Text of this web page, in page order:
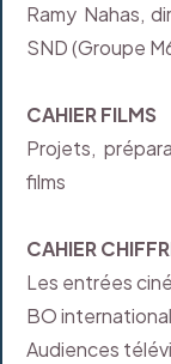
Ramy Nahas,
SND (Groupe
CAHIER FILMS
Projets,
films
CAHIER
Les entrées
BO international
Audiences